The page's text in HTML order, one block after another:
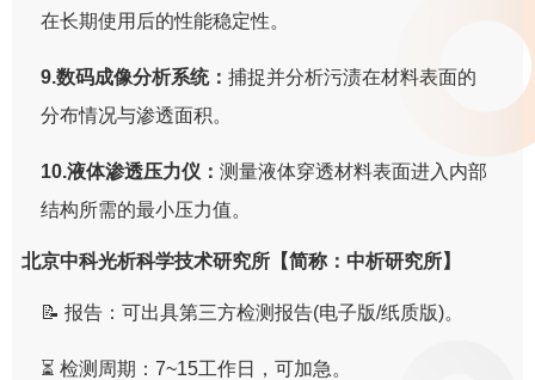
在长期使用后的性能稳定性。
9.数码成像分析系统：捕捉并分析污渍在材料表面的
分布情况与渗透面积。
10.液体渗透压力仪：测量液体穿透材料表面进入内部
结构所需的最小压力值。
北京中科光析科学技术研究所【简称：中析研究所】
📝 报告：可出具第三方检测报告(电子版/纸质版)。
⏳ 检测周期：7~15工作日，可加急。